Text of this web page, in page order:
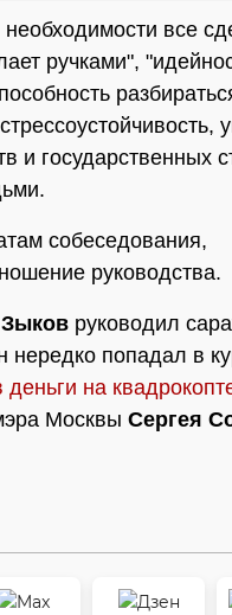
все
ручками",
и государственных
собеседования,
руководства.
руководил
нередко попадал в
на
Москвы Сергея